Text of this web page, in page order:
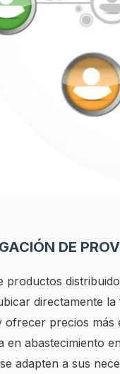
DE
productos
directamente
ofrecer precios más
en abastecimiento
adapten a sus